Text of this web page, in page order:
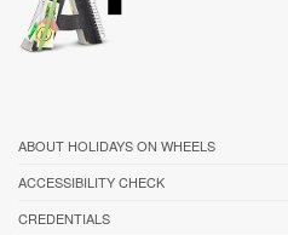
ABOUT HOLIDAYS ON WHEELS
ACCESSIBILITY CHECK
CREDENTIALS